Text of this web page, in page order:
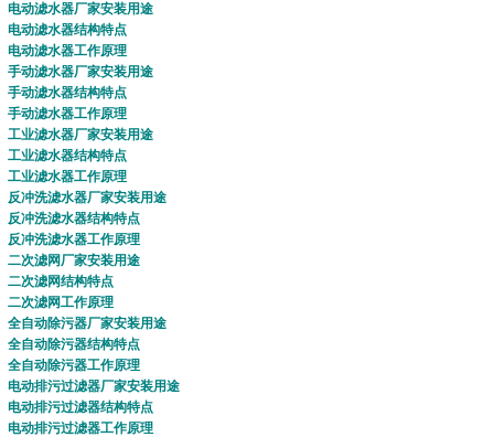
电动滤水器厂家安装用途
电动滤水器结构特点
电动滤水器工作原理
手动滤水器厂家安装用途
手动滤水器结构特点
手动滤水器工作原理
工业滤水器厂家安装用途
工业滤水器结构特点
工业滤水器工作原理
反冲洗滤水器厂家安装用途
反冲洗滤水器结构特点
反冲洗滤水器工作原理
二次滤网厂家安装用途
二次滤网结构特点
二次滤网工作原理
全自动除污器厂家安装用途
全自动除污器结构特点
全自动除污器工作原理
电动排污过滤器厂家安装用途
电动排污过滤器结构特点
电动排污过滤器工作原理